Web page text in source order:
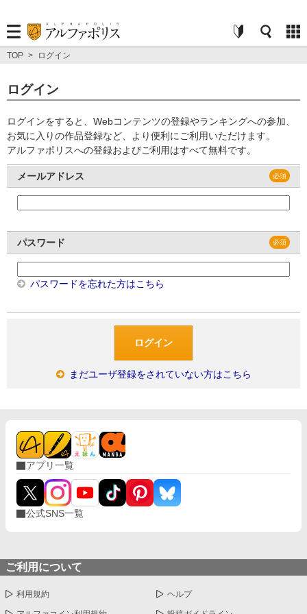
TOP > ログイン
ログイン
ログインをすると、Webコンテンツの登録やランキングへの参加、
お気に入りの作品登録など、より便利にご利用いただけます。
アルファポリスへの登録およびご利用はすべて無料です。
メールアドレス
パスワード
パスワードを忘れた方はこちら
まだユーザ登録をされていない方はこちら
アプリ一覧
公式SNS一覧
ご利用について
利用規約 ヘルプ